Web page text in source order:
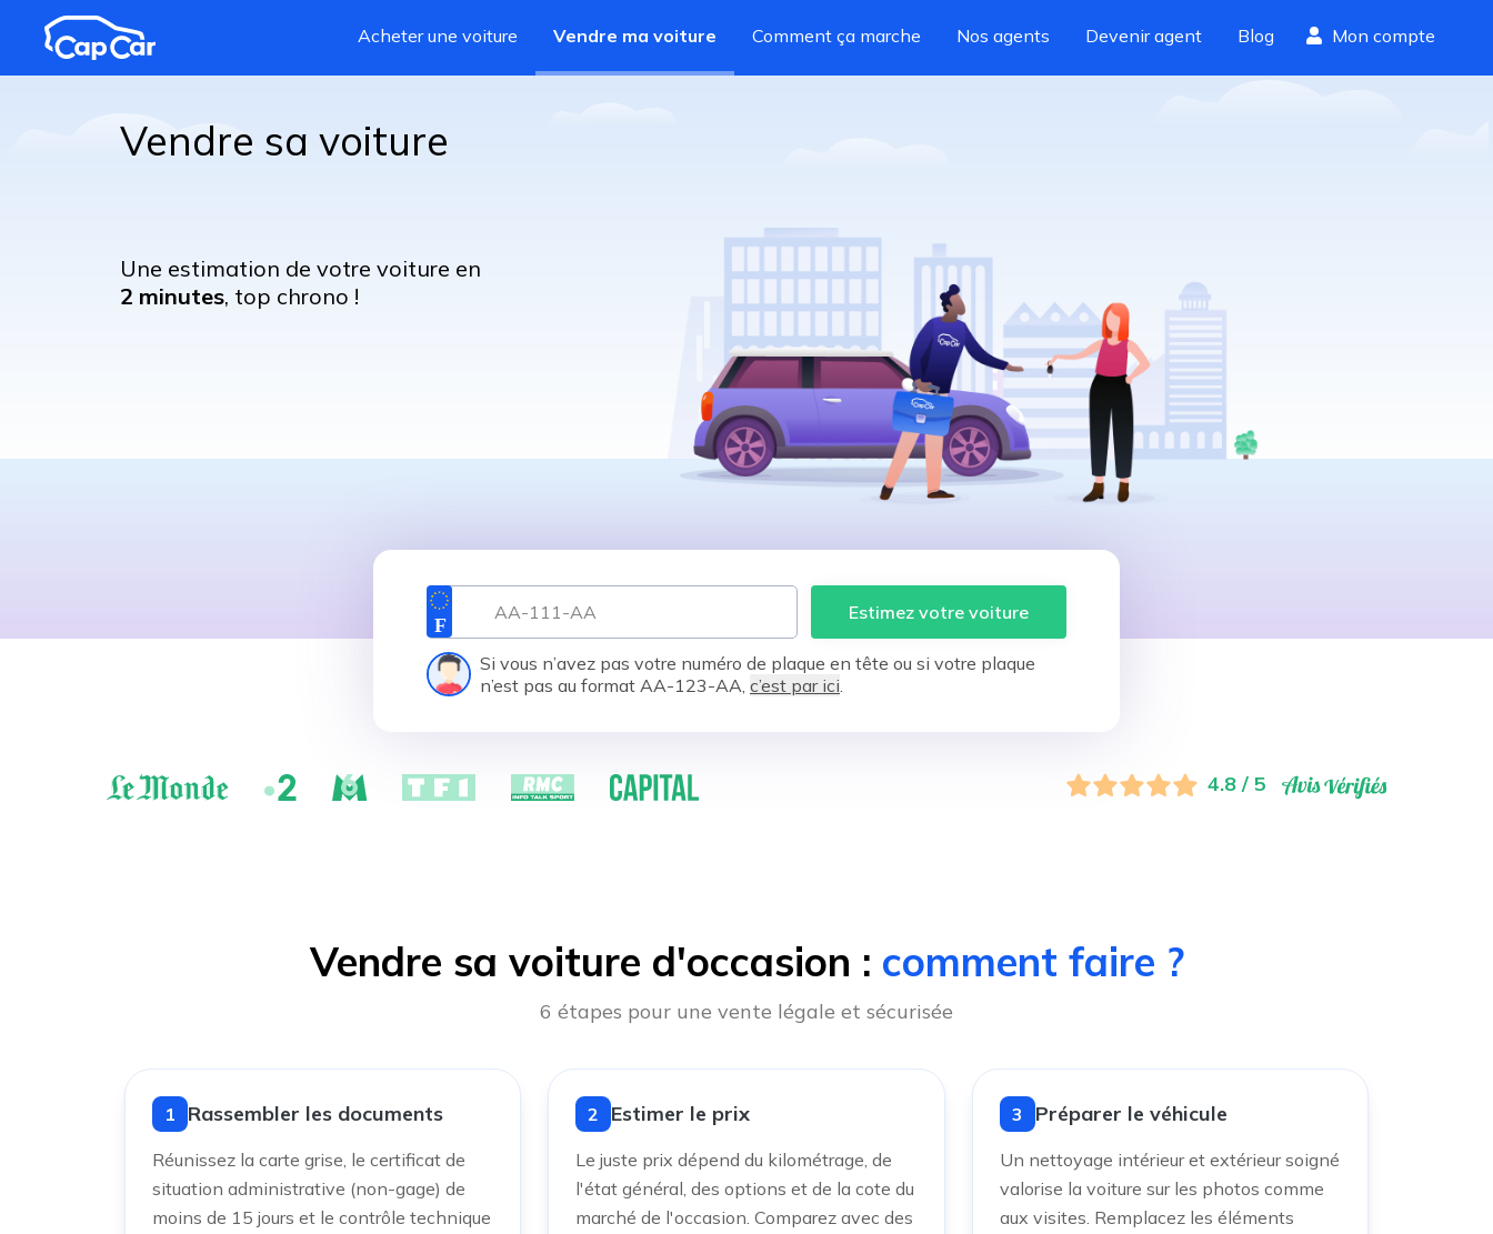
Aller au contenu principal
Acheter une voiture
Vendre ma voiture Comment ça marche Nos agents Devenir agent Blog Mon compte
Vendre sa voiture
Une estimation de votre voiture en
2 minutes, top chrono !
Estimez votre voiture
Si vous n’avez pas votre numéro de plaque en tête ou si votre plaque
n’est pas au format AA-123-AA, c’est par ici.
4.8 / 5
Vendre sa voiture d'occasion : comment faire ?
6 étapes pour une vente légale et sécurisée
1 Rassembler les documents
Réunissez la carte grise, le certificat de
situation administrative (non-gage) de
moins de 15 jours et le contrôle technique
2 Estimer le prix
Le juste prix dépend du kilométrage, de
l'état général, des options et de la cote du
marché de l'occasion. Comparez avec des
3 Préparer le véhicule
Un nettoyage intérieur et extérieur soigné
valorise la voiture sur les photos comme
aux visites. Remplacez les éléments